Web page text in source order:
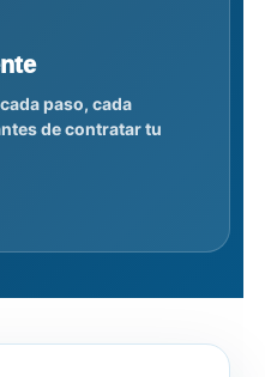
paso, cada
de contratar tu